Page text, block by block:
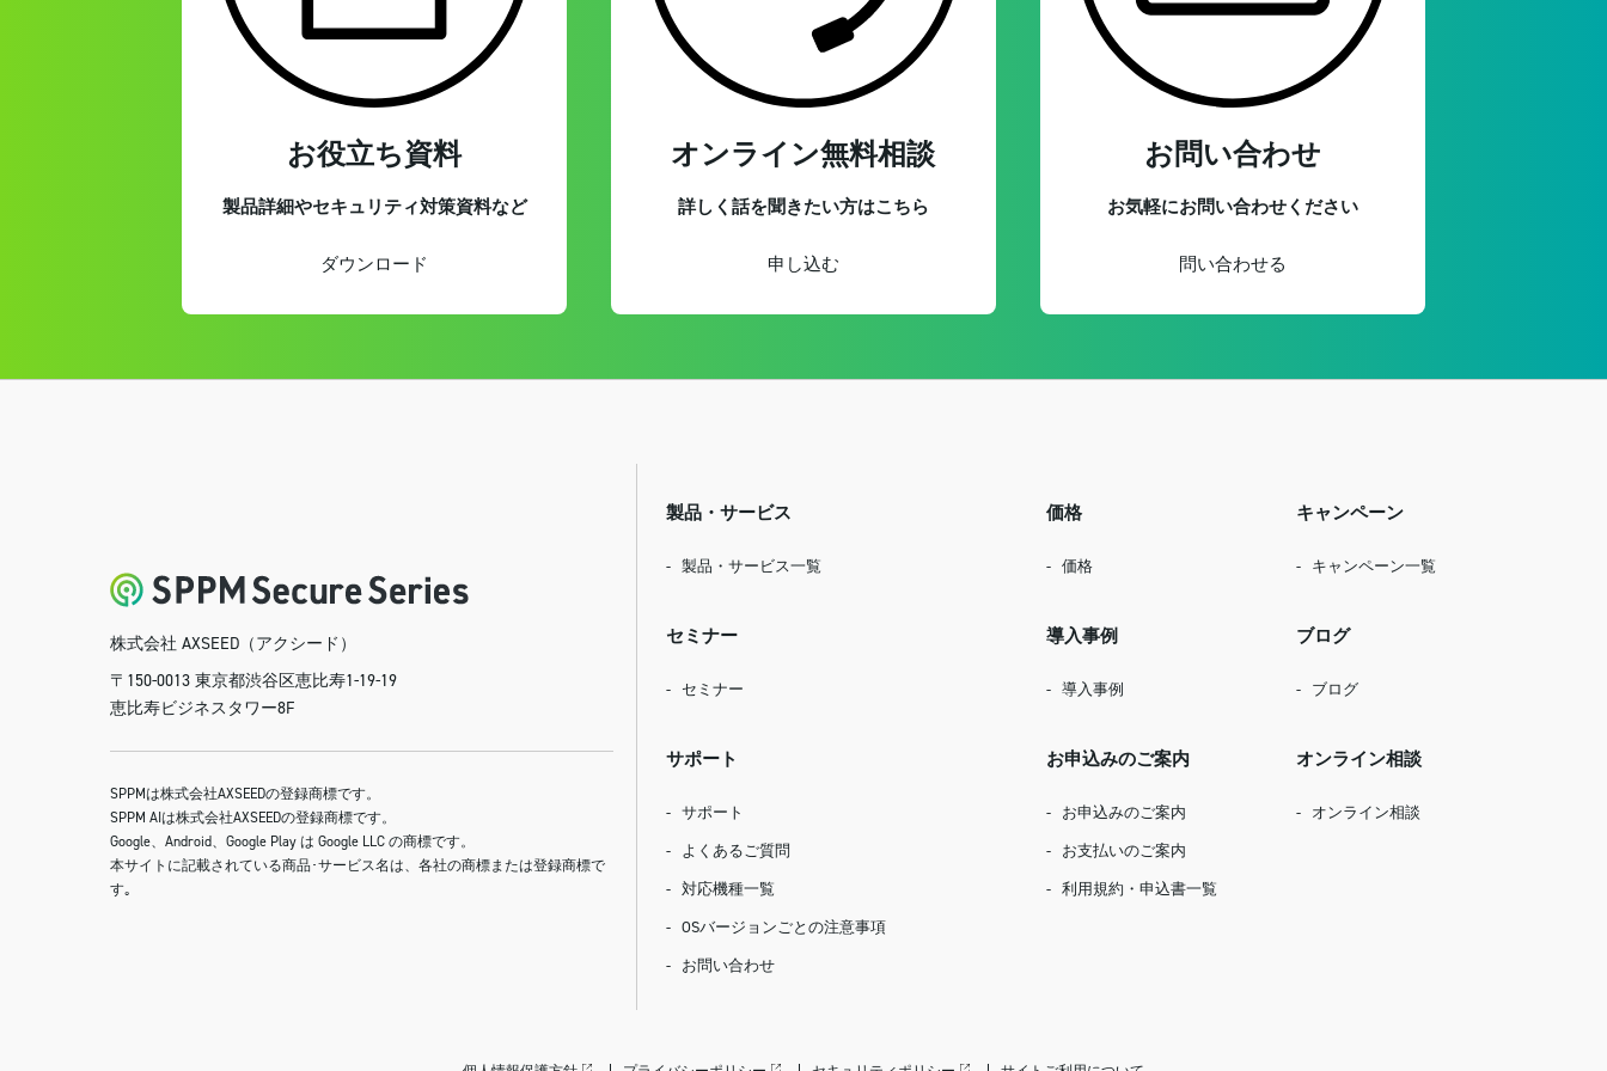
お役立ち資料
製品詳細やセキュリティ対策資料など
ダウンロード
オンライン無料相談
詳しく話を聞きたい方はこちら
申し込む
お問い合わせ
お気軽にお問い合わせください
問い合わせる
製品・サービス
製品・サービス一覧
価格
価格
キャンペーン
キャンペーン一覧
セミナー
セミナー
導入事例
導入事例
ブログ
ブログ
サポート
サポート
よくあるご質問
対応機種一覧
OSバージョンごとの注意事項
お問い合わせ
お申込みのご案内
お申込みのご案内
お支払いのご案内
利用規約・申込書一覧
オンライン相談
オンライン相談
株式会社 AXSEED（アクシード）
〒150-0013 東京都渋谷区恵比寿1-19-19
恵比寿ビジネスタワー8F
SPPMは株式会社AXSEEDの登録商標です。
SPPM AIは株式会社AXSEEDの登録商標です。
Google、Android、Google Play は Google LLC の商標です。
本サイトに記載されている商品･サービス名は、各社の商標または登録商標で
す｡